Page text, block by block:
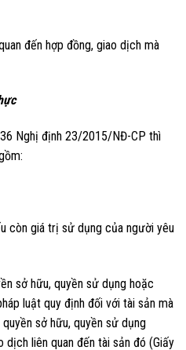
đến hợp đồng, giao dịch mà
Nghị định 23/2015/NĐ-CP thì
còn giá trị sử dụng của người yêu
sở hữu, quyền sử dụng hoặc
luật quy định đối với tài sản mà
sở hữu, quyền sử dụng
liên quan đến tài sản đó (Giấy